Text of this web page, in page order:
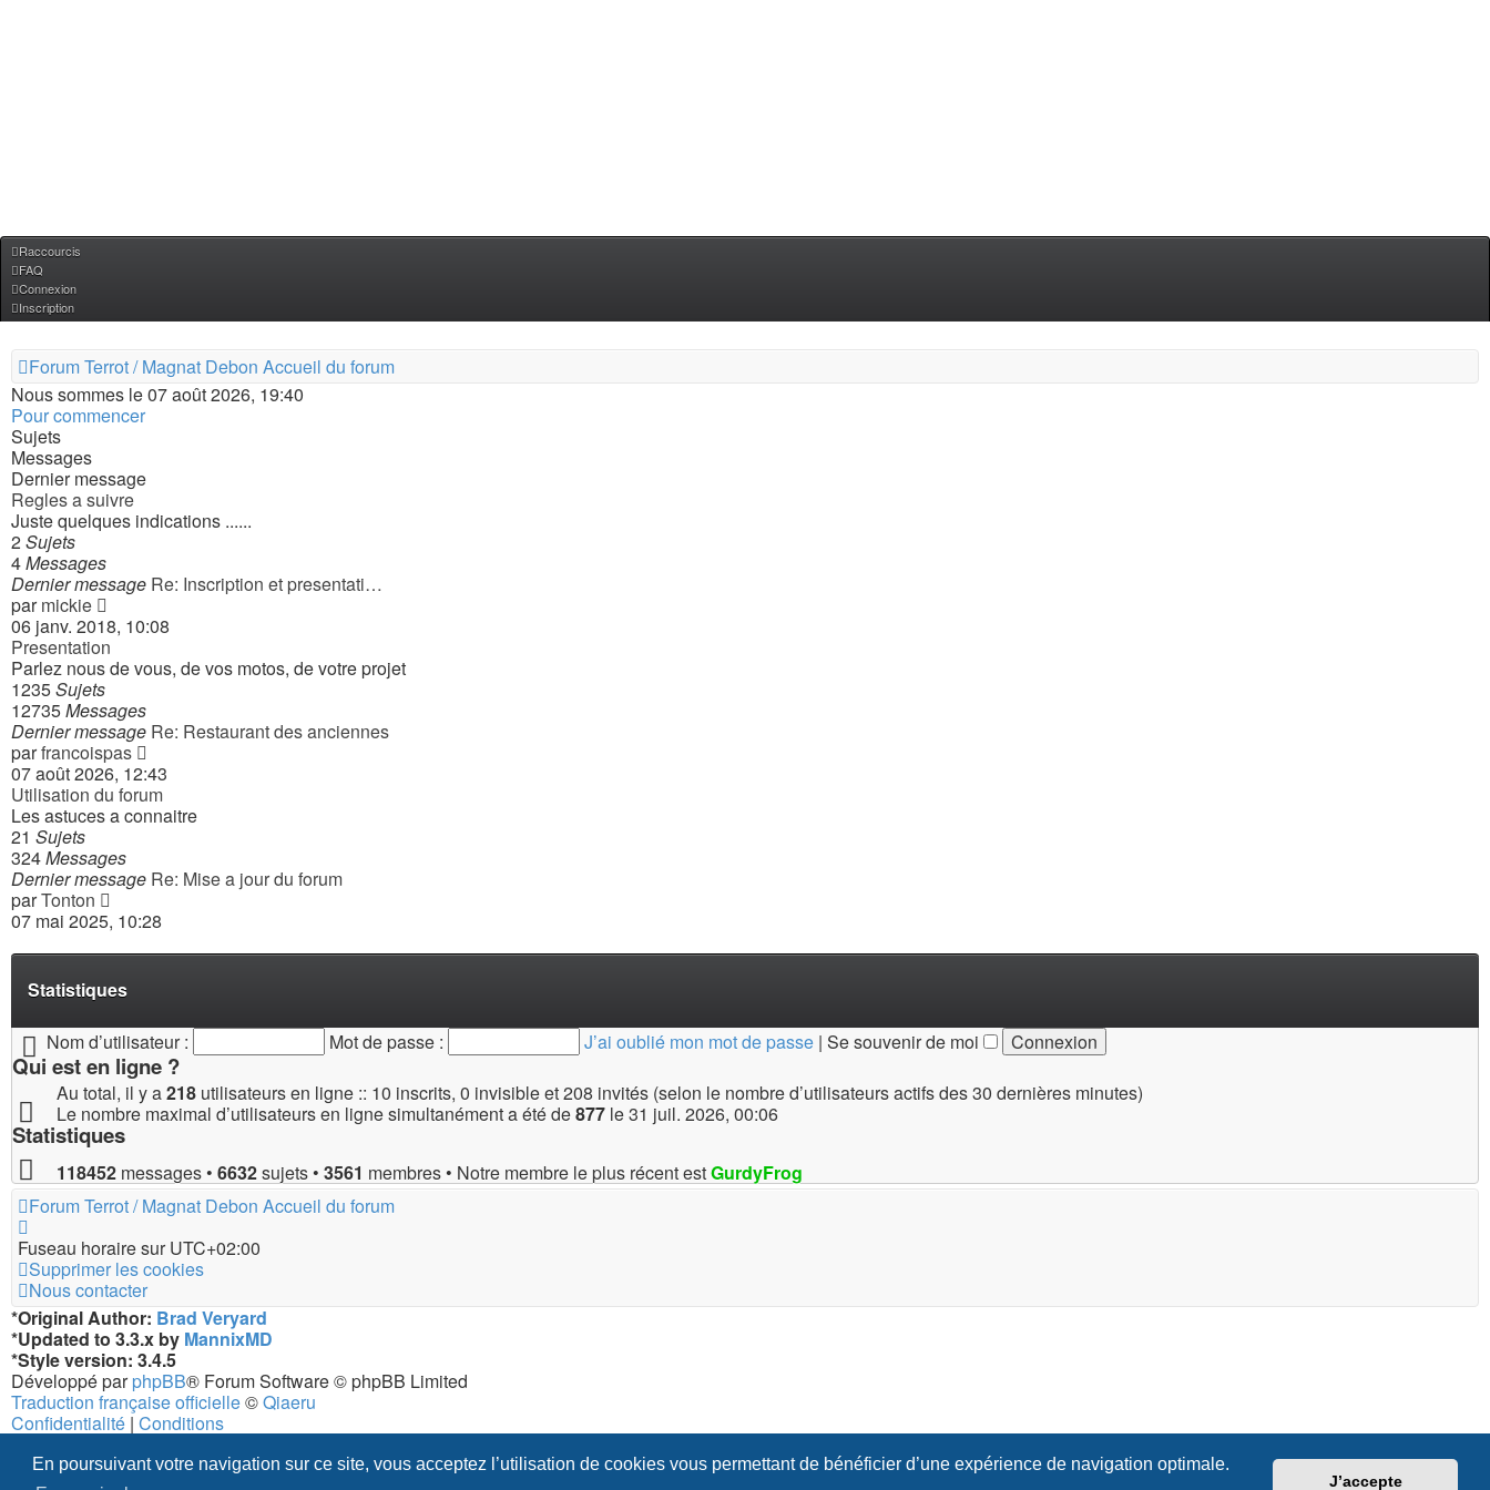
En poursuivant votre navigation sur ce site, vous acceptez l’utilisation de cookies vous permettant de bénéficier d’une expérience de navigation optimale.
J’accepte
Raccourcis
FAQ
Connexion
Inscription
Forum Terrot / Magnat Debon Accueil du forum
Nous sommes le 07 août 2026, 19:40
Pour commencer
Sujets
Messages
Dernier message
Regles a suivre
Juste quelques indications ......
2Sujets
4Messages
Dernier message Re: Inscription et presentati…
parmickie
Consulter
le
dernier
message
06 janv. 2018, 10:08
Presentation
Parlez nous de vous, de vos motos, de votre projet
1235Sujets
12735Messages
Dernier message Re: Restaurant des anciennes
parfrancoispas
le
dernier
message
07 août 2026, 12:43
Utilisation du forum
Les astuces a connaitre
21 Sujets
324Messages
Dernier message Re: Mise a jour du forum
parTonton
Consulter
le
message
07 mai 2025, 10:28
Statistiques
Nom d’utilisateur : Mot de passe : J’ai oublié mon mot de passe | Se souvenir de moi
Qui est en ligne ?
Au total, il y a218 utilisateurs en ligne :: 10 inscrits, 0 invisible et 208 invités (selon le nombre d’utilisateurs actifs des 30 dernières minutes)
Le nombre maximal d’utilisateurs en ligne simultanément a été de877 le 31 juil. 2026, 00:06
Statistiques
118452 messages • 6632sujets • 3561 membres • Notre membre le plus récent estGurdyFrog
Forum Terrot / Magnat Debon Accueil du forum
Fuseau horaire surUTC+02:00
Supprimer les cookies
Nous contacter
*Original Author: Brad Veryard
*Updated to 3.3.x by MannixMD
*Style version: 3.4.5
Développé parphpBB® Forum Software © phpBB Limited
Traduction française officielle©Qiaeru
Confidentialité | Conditions